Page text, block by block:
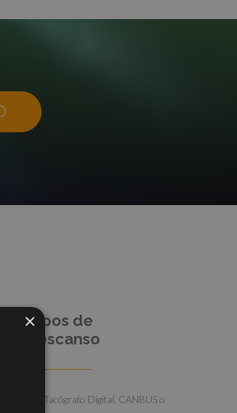
tiempos de
y descanso
directa a Tacógrafo Digital, CANBUS o
×